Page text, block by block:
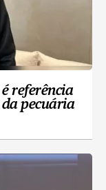
referência
pecuária